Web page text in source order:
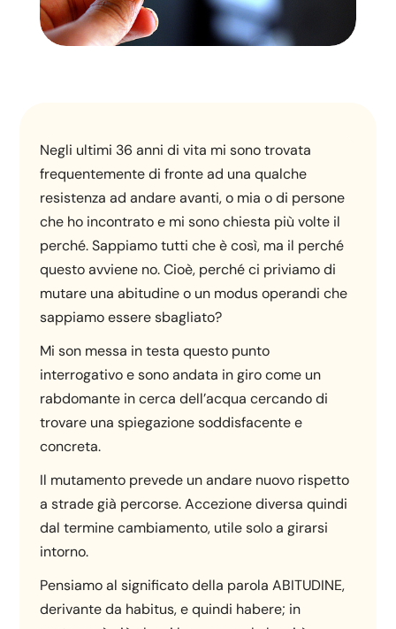
Negli ultimi 36 anni di vita mi sono trovata
frequentemente di fronte ad una qualche
resistenza ad andare avanti, o mia o di persone
che ho incontrato e mi sono chiesta più volte il
perché. Sappiamo tutti che è così, ma il perché
questo avviene no. Cioè, perché ci priviamo di
mutare una abitudine o un modus operandi che
sappiamo essere sbagliato?
Mi son messa in testa questo punto
interrogativo e sono andata in giro come un
rabdomante in cerca dell’acqua cercando di
trovare una spiegazione soddisfacente e
concreta.
Il mutamento prevede un andare nuovo rispetto
a strade già percorse. Accezione diversa quindi
dal termine cambiamento, utile solo a girarsi
intorno.
Pensiamo al significato della parola ABITUDINE,
derivante da habitus, e quindi habere; in